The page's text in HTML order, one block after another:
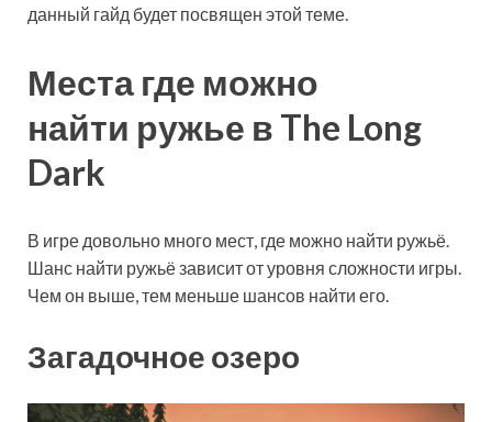
данный гайд будет посвящен этой теме.
Места где можно
найти ружье в The Long
Dark
В игре довольно много мест, где можно найти ружьё.
Шанс найти ружьё зависит от уровня сложности игры.
Чем он выше, тем меньше шансов найти его.
Загадочное озеро